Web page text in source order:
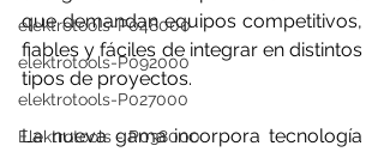
elektrotools-P048000
elektrotools-P092000
elektrotools-P027000
Elektrotools - P038000
que demandan equipos competitivos,
fiables y fáciles de integrar en distintos
tipos de proyectos.
La nueva gama incorpora tecnología